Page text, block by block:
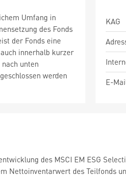
Umfang in
des Fonds
der Fonds eine
innerhalb kurzer
unten
werden
KAG
E-
des MSCI EM ESG
Nettoinventarwert des Teilfonds